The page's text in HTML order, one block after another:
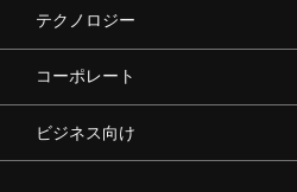
テクノロジー
コーポレート
ビジネス向け